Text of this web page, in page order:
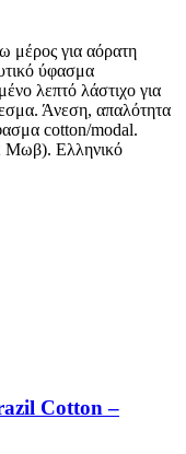
μέρος για αόρατη
ύφασμα
λεπτό λάστιχο για
Άνεση, απαλότητα
cotton/modal.
Μωβ). Ελληνικό
Cotton –